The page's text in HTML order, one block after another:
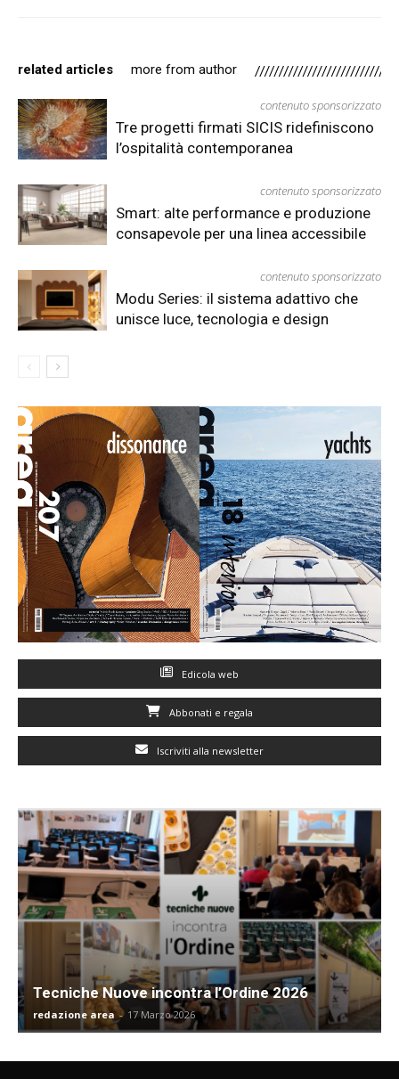
related articles more from author
contenuto sponsorizzato
Tre progetti firmati SICIS ridefiniscono
l’ospitalità contemporanea
contenuto sponsorizzato
Smart: alte performance e produzione
consapevole per una linea accessibile
contenuto sponsorizzato
Modu Series: il sistema adattivo che
unisce luce, tecnologia e design
Edicola web
Abbonati e regala
Iscriviti alla newsletter
Tecniche Nuove incontra l’Ordine 2026
redazione area - 17 Marzo 2026